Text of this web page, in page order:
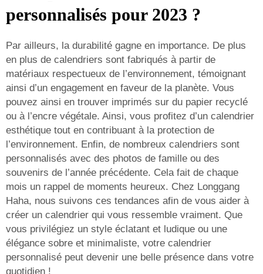
personnalisés pour 2023 ?
Par ailleurs, la durabilité gagne en importance. De plus
en plus de calendriers sont fabriqués à partir de
matériaux respectueux de l’environnement, témoignant
ainsi d’un engagement en faveur de la planète. Vous
pouvez ainsi en trouver imprimés sur du papier recyclé
ou à l’encre végétale. Ainsi, vous profitez d’un calendrier
esthétique tout en contribuant à la protection de
l’environnement. Enfin, de nombreux calendriers sont
personnalisés avec des photos de famille ou des
souvenirs de l’année précédente. Cela fait de chaque
mois un rappel de moments heureux. Chez Longgang
Haha, nous suivons ces tendances afin de vous aider à
créer un calendrier qui vous ressemble vraiment. Que
vous privilégiez un style éclatant et ludique ou une
élégance sobre et minimaliste, votre calendrier
personnalisé peut devenir une belle présence dans votre
quotidien !